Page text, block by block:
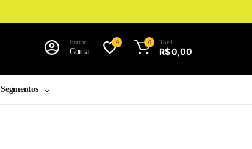
Entrar
Conta
0 0 Total
R$0,00
Segmentos